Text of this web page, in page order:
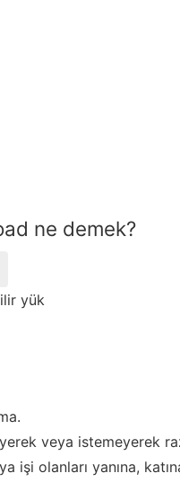
ne demek?
yük
veya istemeyerek
işi olanları yanına,